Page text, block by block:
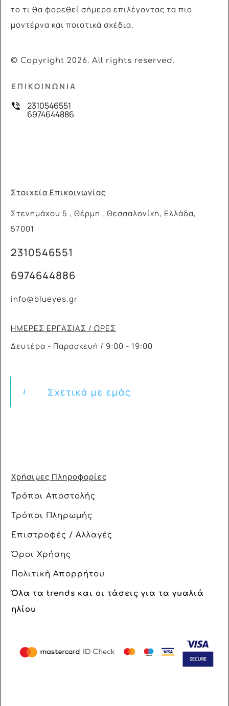
το τι θα φορεθεί σήμερα επιλέγοντας τα πιο
μοντέρνα και ποιοτικά σχέδια.
© Copyright 2026. All rights reserved.
ΕΠΙΚΟΙΝΩΝΙΑ
2310546551
6974644886
Στοιχεία Επικοινωνίας
Στενημάχου 5 , Θέρμη , Θεσσαλονίκη, Ελλάδα,
57001
2310546551
6974644886
info@blueyes.gr
ΗΜΕΡΕΣ ΕΡΓΑΣΙΑΣ / ΩΡΕΣ
Δευτέρα - Παρασκευή / 9:00 - 19:00
Σχετικά με εμάς
Χρήσιμες Πληροφορίες
Τρόποι Αποστολής
Τρόποι Πληρωμής
Επιστροφές / Αλλαγές
Όροι Χρήσης
Πολιτική Απορρήτου
Όλα τα trends και οι τάσεις για τα γυαλιά
ηλίου